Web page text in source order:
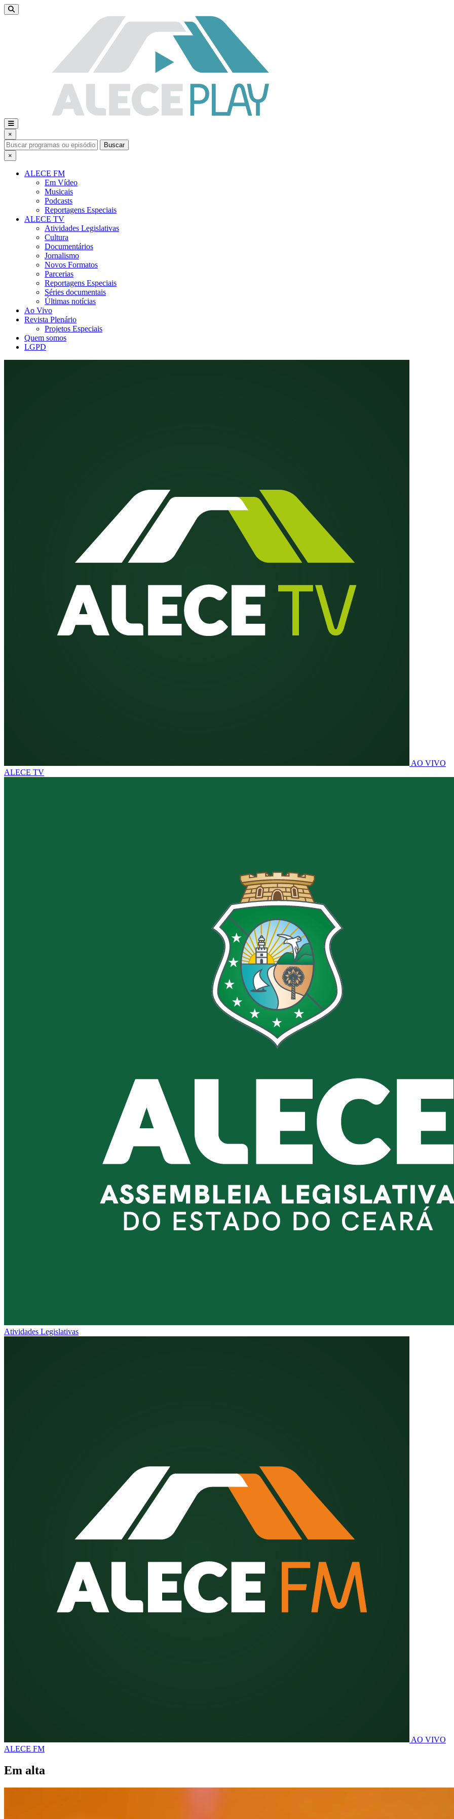
×
Buscar
×
ALECE FM
Em Vídeo
Musicais
Podcasts
Reportagens Especiais
ALECE TV
Atividades Legislativas
Cultura
Documentários
Jornalismo
Novos Formatos
Parcerias
Reportagens Especiais
Séries documentais
Últimas notícias
Ao Vivo
Revista Plenário
Projetos Especiais
Quem somos
LGPD
AO VIVO
ALECE TV
Atividades Legislativas
AO VIVO
ALECE FM
Em alta